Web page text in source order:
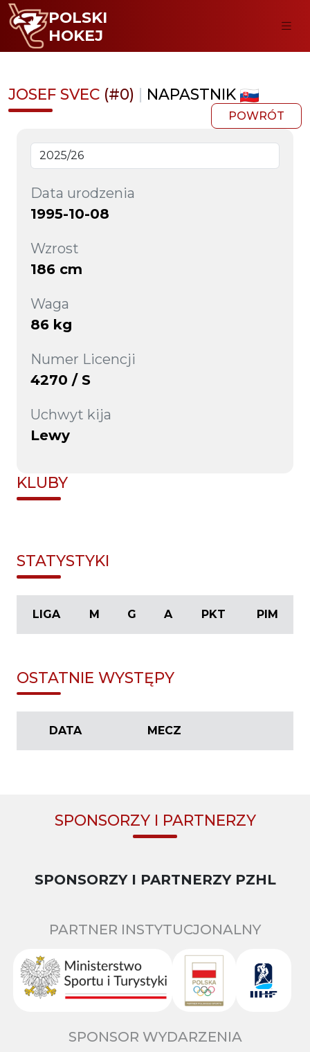
POLSKI
HOKEJ
JOSEF SVEC (#0) | NAPASTNIK
POWRÓT
Data urodzenia
1995-10-08
Wzrost
186 cm
Waga
86 kg
Numer Licencji
4270 / S
Uchwyt kija
Lewy
KLUBY
STATYSTYKI
LIGA M G A PKT PIM
OSTATNIE WYSTĘPY
DATA MECZ
SPONSORZY I PARTNERZY
SPONSORZY I PARTNERZY PZHL
PARTNER INSTYTUCJONALNY
SPONSOR WYDARZENIA